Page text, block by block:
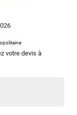
votre devis à